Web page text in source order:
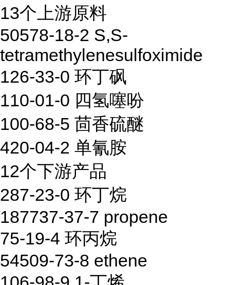
13个上游原料
50578-18-2 S,S-
tetramethylenesulfoximide
126-33-0 环丁砜
110-01-0 四氢噻吩
100-68-5 茴香硫醚
420-04-2 单氰胺
12个下游产品
287-23-0 环丁烷
187737-37-7 propene
75-19-4 环丙烷
54509-73-8 ethene